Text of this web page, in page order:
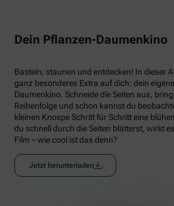
Dein Pflanzen-Daumenkino
Basteln, staunen und entdecken! In dieser
ganz besonderes Extra auf dich: dein
Daumenkino. Schneide die Seiten aus,
Reihenfolge und schon kannst du
kleinen Knospe Schritt für Schritt eine
du schnell durch die Seiten blätterst, wirkt
Film – wie cool ist das denn?
Jetzt herunterladen